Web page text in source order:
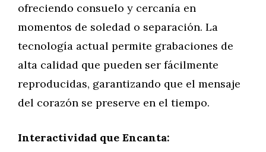
ofreciendo consuelo y cercanía en
momentos de soledad o separación. La
tecnología actual permite grabaciones de
alta calidad que pueden ser fácilmente
reproducidas, garantizando que el mensaje
del corazón se preserve en el tiempo.
Interactividad que Encanta: